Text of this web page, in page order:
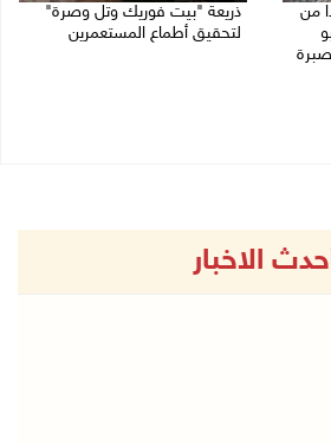
99 شهيدا من
ذريعة "بيت فوريك وتل وصرة"
لتحقيق أطماع المستعمرين
الاخبار